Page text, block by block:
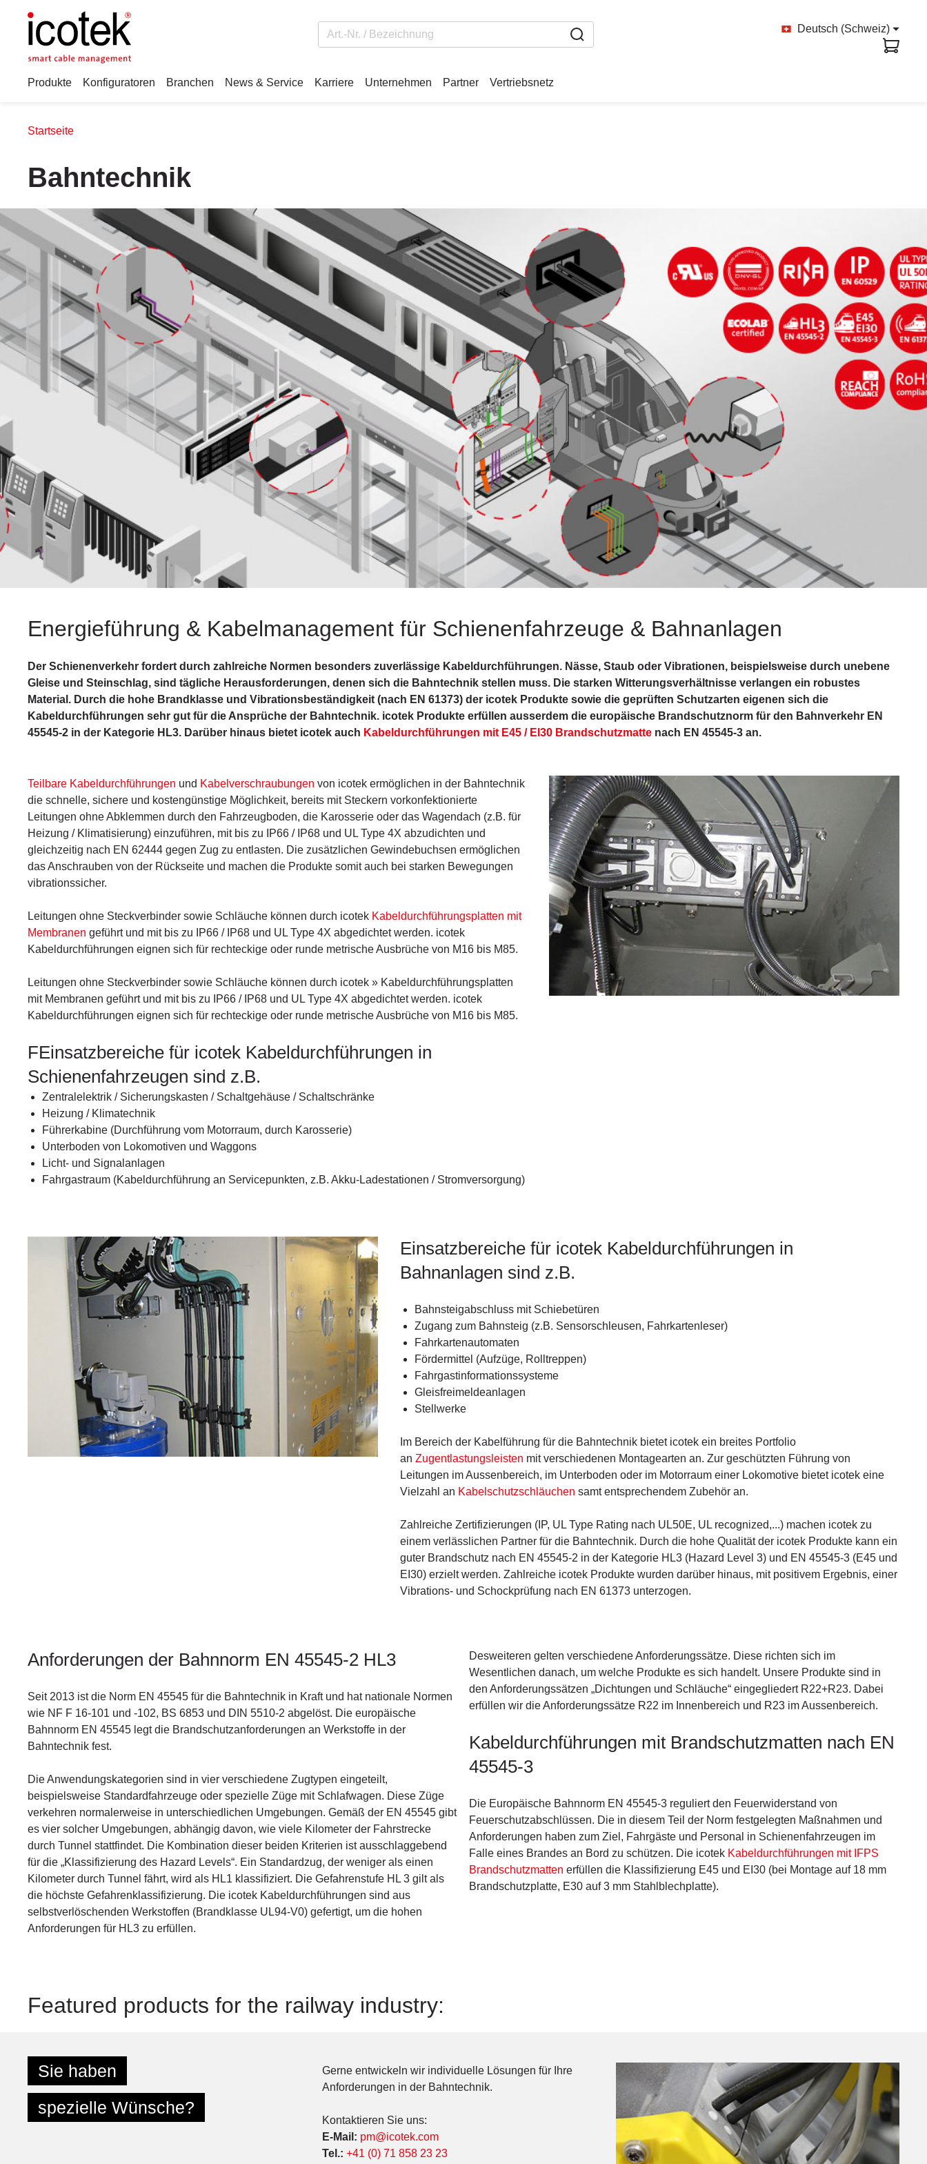
Deutsch (Schweiz)
Produkte Konfiguratoren Branchen News & Service Karriere Unternehmen Partner Vertriebsnetz
Startseite
Bahntechnik
Energieführung & Kabelmanagement für Schienenfahrzeuge & Bahnanlagen
Der Schienenverkehr fordert durch zahlreiche Normen besonders zuverlässige Kabeldurchführungen. Nässe, Staub oder Vibrationen, beispielsweise durch unebene
Gleise und Steinschlag, sind tägliche Herausforderungen, denen sich die Bahntechnik stellen muss. Die starken Witterungsverhältnisse verlangen ein robustes
Material. Durch die hohe Brandklasse und Vibrationsbeständigkeit (nach EN 61373) der icotek Produkte sowie die geprüften Schutzarten eigenen sich die
Kabeldurchführungen sehr gut für die Ansprüche der Bahntechnik. icotek Produkte erfüllen ausserdem die europäische Brandschutznorm für den Bahnverkehr EN
45545-2 in der Kategorie HL3. Darüber hinaus bietet icotek auch Kabeldurchführungen mit E45 / EI30 Brandschutzmatte nach EN 45545-3 an.
Teilbare Kabeldurchführungen und Kabelverschraubungen von icotek ermöglichen in der Bahntechnik
die schnelle, sichere und kostengünstige Möglichkeit, bereits mit Steckern vorkonfektionierte
Leitungen ohne Abklemmen durch den Fahrzeugboden, die Karosserie oder das Wagendach (z.B. für
Heizung / Klimatisierung) einzuführen, mit bis zu IP66 / IP68 und UL Type 4X abzudichten und
gleichzeitig nach EN 62444 gegen Zug zu entlasten. Die zusätzlichen Gewindebuchsen ermöglichen
das Anschrauben von der Rückseite und machen die Produkte somit auch bei starken Bewegungen
vibrationssicher.
Leitungen ohne Steckverbinder sowie Schläuche können durch icotek Kabeldurchführungsplatten mit
Membranen geführt und mit bis zu IP66 / IP68 und UL Type 4X abgedichtet werden. icotek
Kabeldurchführungen eignen sich für rechteckige oder runde metrische Ausbrüche von M16 bis M85.
Leitungen ohne Steckverbinder sowie Schläuche können durch icotek » Kabeldurchführungsplatten
mit Membranen geführt und mit bis zu IP66 / IP68 und UL Type 4X abgedichtet werden. icotek
Kabeldurchführungen eignen sich für rechteckige oder runde metrische Ausbrüche von M16 bis M85.
FEinsatzbereiche für icotek Kabeldurchführungen in
Schienenfahrzeugen sind z.B.
Zentralelektrik / Sicherungskasten / Schaltgehäuse / Schaltschränke
Heizung / Klimatechnik
Führerkabine (Durchführung vom Motorraum, durch Karosserie)
Unterboden von Lokomotiven und Waggons
Licht- und Signalanlagen
Fahrgastraum (Kabeldurchführung an Servicepunkten, z.B. Akku-Ladestationen / Stromversorgung)
Einsatzbereiche für icotek Kabeldurchführungen in
Bahnanlagen sind z.B.
Bahnsteigabschluss mit Schiebetüren
Zugang zum Bahnsteig (z.B. Sensorschleusen, Fahrkartenleser)
Fahrkartenautomaten
Fördermittel (Aufzüge, Rolltreppen)
Fahrgastinformationssysteme
Gleisfreimeldeanlagen
Stellwerke
Im Bereich der Kabelführung für die Bahntechnik bietet icotek ein breites Portfolio
an Zugentlastungsleisten mit verschiedenen Montagearten an. Zur geschützten Führung von
Leitungen im Aussenbereich, im Unterboden oder im Motorraum einer Lokomotive bietet icotek eine
Vielzahl an Kabelschutzschläuchen samt entsprechendem Zubehör an.
Zahlreiche Zertifizierungen (IP, UL Type Rating nach UL50E, UL recognized,...) machen icotek zu
einem verlässlichen Partner für die Bahntechnik. Durch die hohe Qualität der icotek Produkte kann ein
guter Brandschutz nach EN 45545-2 in der Kategorie HL3 (Hazard Level 3) und EN 45545-3 (E45 und
EI30) erzielt werden. Zahlreiche icotek Produkte wurden darüber hinaus, mit positivem Ergebnis, einer
Vibrations- und Schockprüfung nach EN 61373 unterzogen.
Anforderungen der Bahnnorm EN 45545-2 HL3
Seit 2013 ist die Norm EN 45545 für die Bahntechnik in Kraft und hat nationale Normen
wie NF F 16-101 und -102, BS 6853 und DIN 5510-2 abgelöst. Die europäische
Bahnnorm EN 45545 legt die Brandschutzanforderungen an Werkstoffe in der
Bahntechnik fest.
Die Anwendungskategorien sind in vier verschiedene Zugtypen eingeteilt,
beispielsweise Standardfahrzeuge oder spezielle Züge mit Schlafwagen. Diese Züge
verkehren normalerweise in unterschiedlichen Umgebungen. Gemäß der EN 45545 gibt
es vier solcher Umgebungen, abhängig davon, wie viele Kilometer der Fahrstrecke
durch Tunnel stattfindet. Die Kombination dieser beiden Kriterien ist ausschlaggebend
für die „Klassifizierung des Hazard Levels“. Ein Standardzug, der weniger als einen
Kilometer durch Tunnel fährt, wird als HL1 klassifiziert. Die Gefahrenstufe HL 3 gilt als
die höchste Gefahrenklassifizierung. Die icotek Kabeldurchführungen sind aus
selbstverlöschenden Werkstoffen (Brandklasse UL94-V0) gefertigt, um die hohen
Anforderungen für HL3 zu erfüllen.
Desweiteren gelten verschiedene Anforderungssätze. Diese richten sich im
Wesentlichen danach, um welche Produkte es sich handelt. Unsere Produkte sind in
den Anforderungssätzen „Dichtungen und Schläuche“ eingegliedert R22+R23. Dabei
erfüllen wir die Anforderungssätze R22 im Innenbereich und R23 im Aussenbereich.
Kabeldurchführungen mit Brandschutzmatten nach EN
45545-3
Die Europäische Bahnnorm EN 45545-3 reguliert den Feuerwiderstand von
Feuerschutzabschlüssen. Die in diesem Teil der Norm festgelegten Maßnahmen und
Anforderungen haben zum Ziel, Fahrgäste und Personal in Schienenfahrzeugen im
Falle eines Brandes an Bord zu schützen. Die icotek Kabeldurchführungen mit IFPS
Brandschutzmatten erfüllen die Klassifizierung E45 und EI30 (bei Montage auf 18 mm
Brandschutzplatte, E30 auf 3 mm Stahlblechplatte).
Featured products for the railway industry:
Sie haben
spezielle Wünsche?
Gerne entwickeln wir individuelle Lösungen für Ihre
Anforderungen in der Bahntechnik.
Kontaktieren Sie uns:
E-Mail: pm@icotek.com
Tel.: +41 (0) 71 858 23 23